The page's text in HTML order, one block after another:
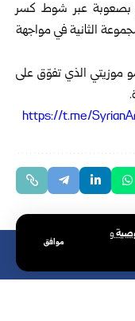
و
موافق
بصعوبة عبر شوط كسر
الثانية في مواجهة
موزيتي الذي تفوّق على